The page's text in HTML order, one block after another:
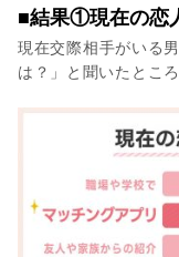
■結果①現在の恋
現在交際相手がいる
は？」と聞いたとこ